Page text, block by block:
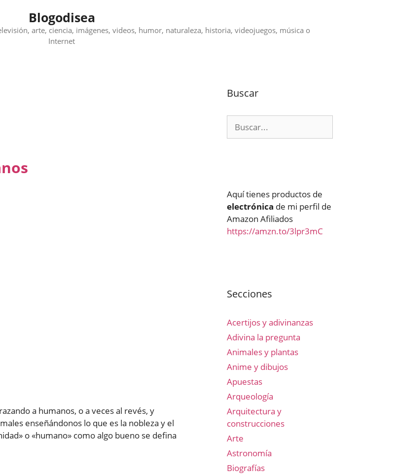
Blogodisea
arte, ciencia, imágenes, videos, humor, naturaleza, historia, videojuegos, música o
Internet
a humanos, o a veces al revés, y
enseñándonos lo que es la nobleza y el
o «humano» como algo bueno se defina
Buscar
Aquí tienes productos de
electrónica de mi perfil de
Amazon Afiliados
https://amzn.to/3lpr3mC
Secciones
Acertijos y adivinanzas
Adivina la pregunta
Animales y plantas
Anime y dibujos
Apuestas
Arqueología
Arquitectura y
construcciones
Arte
Astronomía
Biografías